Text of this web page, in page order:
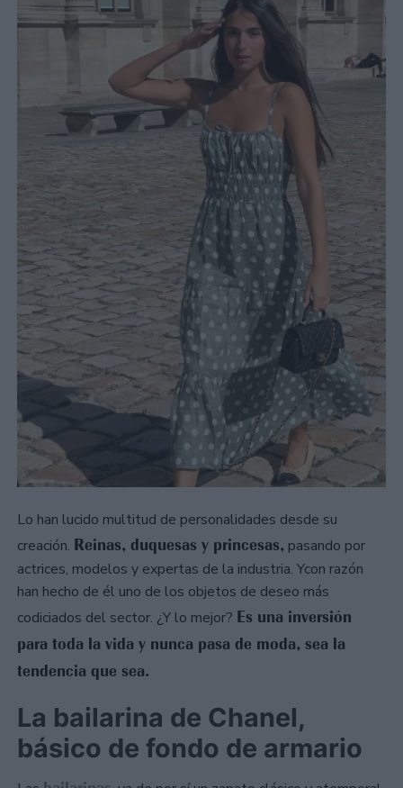
Lo han lucido multitud de personalidades desde su
creación. Reinas, duquesas y princesas, pasando por
actrices, modelos y expertas de la industria. Ycon razón
han hecho de él uno de los objetos de deseo más
codiciados del sector. ¿Y lo mejor? Es una inversión
para toda la vida y nunca pasa de moda, sea la
tendencia que sea.
La bailarina de Chanel,
básico de fondo de armario